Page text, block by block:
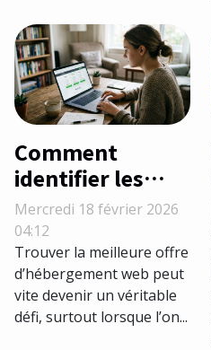
Comment
identifier les
meilleures offres
d'hébergement
web avec des
codes
promotionnels ?
Mercredi 18 février 2026
04:12
Trouver la meilleure offre
d’hébergement web peut
vite devenir un véritable
défi, surtout lorsque l’on...